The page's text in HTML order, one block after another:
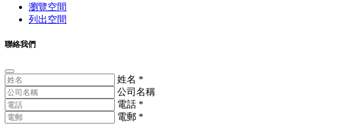
瀏覽空間
列出空間
聯絡我們
姓名 *
公司名稱
電話 *
電郵 *